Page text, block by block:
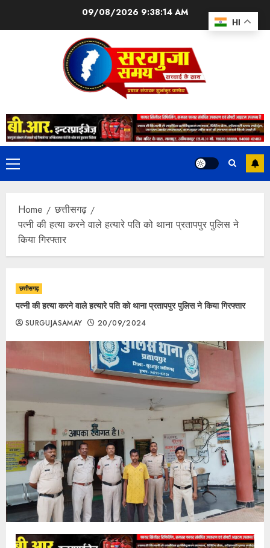
09/08/2026 9:38:14 AM
Home
छत्तीसगढ़
पत्नी की हत्या करने वाले हत्यारे पति को थाना प्रतापपुर पुलिस ने
किया गिरफ्तार
छत्तीसगढ़
पत्नी की हत्या करने वाले हत्यारे पति को थाना प्रतापपुर पुलिस ने किया गिरफ्तार
SURGUJASAMAY 20/09/2024
HI